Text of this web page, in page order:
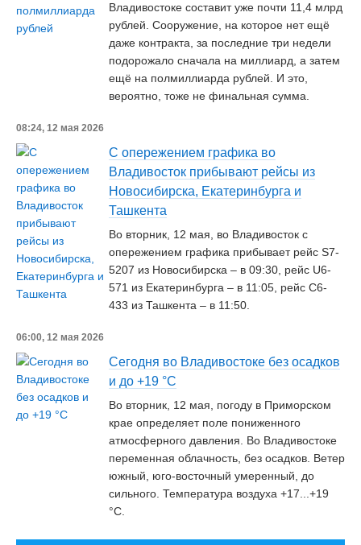
Владивостоке составит уже почти 11,4 млрд
рублей. Сооружение, на которое нет ещё
даже контракта, за последние три недели
подорожало сначала на миллиард, а затем
ещё на полмиллиарда рублей. И это,
вероятно, тоже не финальная сумма.
08:24, 12 мая 2026
С опережением графика во
Владивосток прибывают рейсы из
Новосибирска, Екатеринбурга и
Ташкента
Во вторник, 12 мая, во Владивосток с
опережением графика прибывает рейс S7-
5207 из Новосибирска – в 09:30, рейс U6-
571 из Екатеринбурга – в 11:05, рейс C6-
433 из Ташкента – в 11:50.
06:00, 12 мая 2026
Сегодня во Владивостоке без осадков
и до +19 °С
Во вторник, 12 мая, погоду в Приморском
крае определяет поле пониженного
атмосферного давления. Во Владивостоке
переменная облачность, без осадков. Ветер
южный, юго-восточный умеренный, до
сильного. Температура воздуха +17...+19
°С.